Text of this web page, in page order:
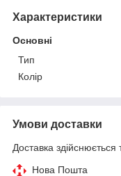
Характеристики
Основні
Тип
Колір
Умови доставки
Доставка здійснюється
Нова Пошта